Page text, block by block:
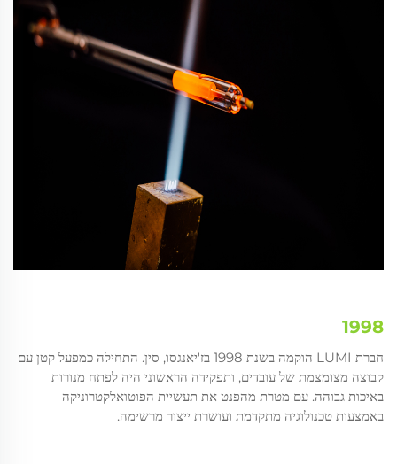
1998
חברת LUMI הוקמה בשנת 1998 בז'יאנגסו, סין. התחילה כמפעל קטן עם
קבוצה מצומצמת של עובדים, ותפקידה הראשוני היה לפתח מנורות
באיכות גבוהה. עם מטרת מהפנט את תעשיית הפוטואלקטרוניקה
באמצעות טכנולוגיה מתקדמת ועושרת ייצור מרשימה.